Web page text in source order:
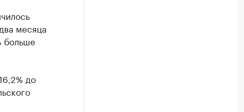
месяца
больше
до